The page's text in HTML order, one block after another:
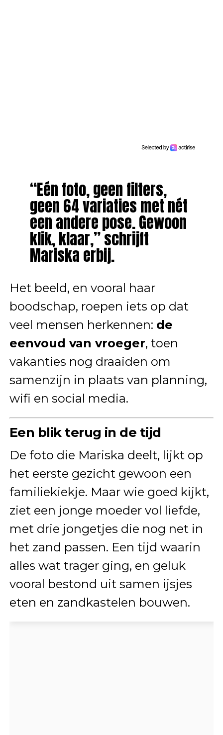
“Eén foto, geen filters,
geen 64 variaties met nét
een andere pose. Gewoon
klik, klaar,” schrijft
Mariska erbij.
Het beeld, en vooral haar
boodschap, roepen iets op dat
veel mensen herkennen: de
eenvoud van vroeger, toen
vakanties nog draaiden om
samenzijn in plaats van planning,
wifi en social media.
Een blik terug in de tijd
De foto die Mariska deelt, lijkt op
het eerste gezicht gewoon een
familiekiekje. Maar wie goed kijkt,
ziet een jonge moeder vol liefde,
met drie jongetjes die nog net in
het zand passen. Een tijd waarin
alles wat trager ging, en geluk
vooral bestond uit samen ijsjes
eten en zandkastelen bouwen.